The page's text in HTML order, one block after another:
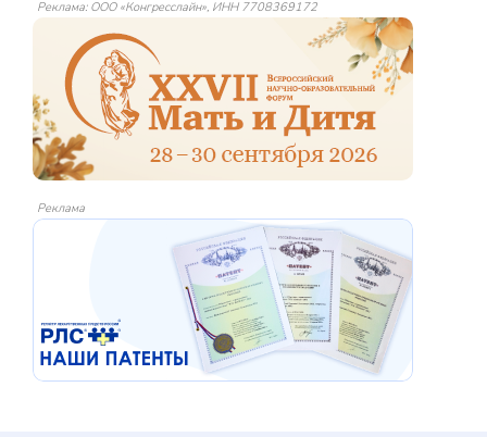
Реклама: ООО «Конгресслайн», ИНН 7708369172
Реклама